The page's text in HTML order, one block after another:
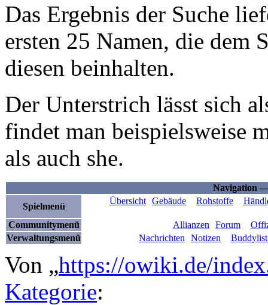
Das Ergebnis der Suche
ersten 25 Namen, die dem
diesen beinhalten.
Der Unterstrich lässt sich
findet man beispielsweise
als auch she.
Navigation
Spielmenü
Übersicht Gebäude Rohstoffe
Communitymenü Allianzen Forum
Verwaltungsmenü
Nachrichten Notizen Buddylist
Von „https://owiki.de/
Kategorie: